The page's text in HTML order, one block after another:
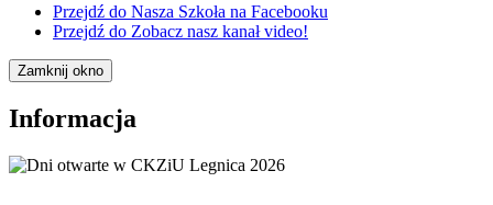
Przejdź do Nasza Szkoła na Facebooku
Przejdź do Zobacz nasz kanał video!
Zamknij okno
Informacja